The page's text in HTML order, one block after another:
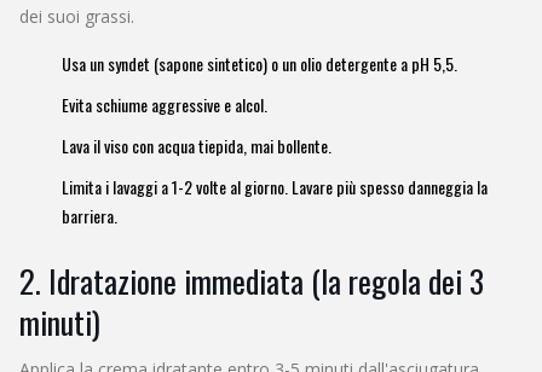
dei suoi grassi.
Usa unsyndet (sapone sintetico) o un olio detergente a pH 5,5.
Evita schiume aggressive e alcol.
Lava il viso con acqua tiepida, mai bollente.
Limita i lavaggi a 1-2 volte al giorno. Lavare più spesso danneggia la
barriera.
2. Idratazione immediata (la regola dei 3
minuti)